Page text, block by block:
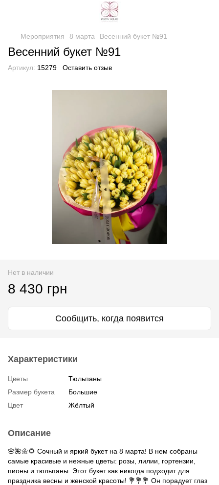
Мероприятия 8 марта Весенний букет №91
Весенний букет №91
Артикул: 15279 Оставить отзыв
Нет в наличии
8 430 грн
Сообщить, когда появится
Характеристики
Цветы
Тюльпаны
Размер букета
Большие
Цвет
Жёлтый
Описание
🌸🌺🌼🌻 Сочный и яркий букет на 8 марта! В нем собраны
самые красивые и нежные цветы: розы, лилии, гортензии,
пионы и тюльпаны. Этот букет как никогда подходит для
праздника весны и женской красоты! 💐💐💐 Он порадует глаз